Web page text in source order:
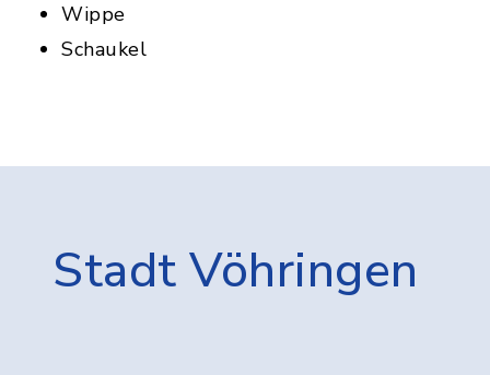
Wippe
Schaukel
Stadt Vöhringen